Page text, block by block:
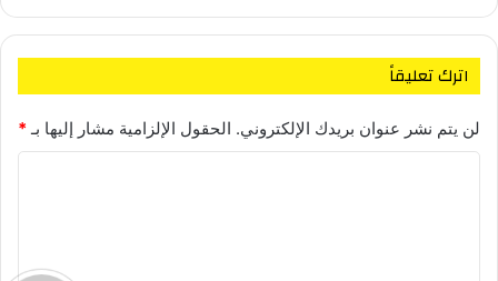
اترك تعليقاً
لن يتم نشر عنوان بريدك الإلكتروني. الحقول الإلزامية مشار إليها بـ *